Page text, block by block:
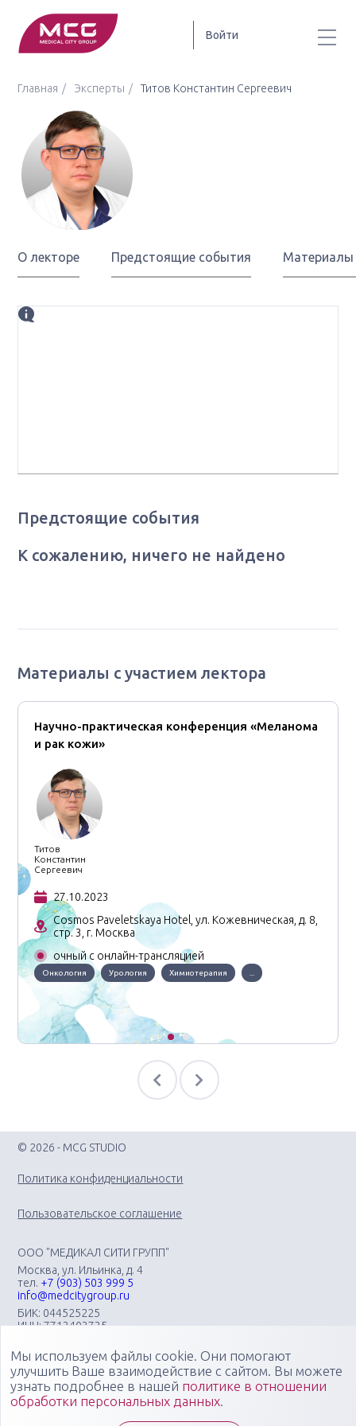
Войти
Главная Эксперты Титов Константин Сергеевич
О лекторе Предстоящие события Материалы
Предстоящие события
К сожалению, ничего не найдено
Материалы с участием лектора
Научно-практическая конференция «Меланома
и рак кожи»
Титов
Константин
Сергеевич
27.10.2023
Cosmos Paveletskaya Hotel, ул. Кожевническая, д. 8,
стр. 3, г. Москва
очный с онлайн-трансляцией
Онкология Урология Химиотерапия
© 2026 - MCG STUDIO
Политика конфиденциальности
Пользовательское соглашение
ООО "МЕДИКАЛ СИТИ ГРУПП"
Москва, ул. Ильинка, д. 4
тел. +7 (903) 503 999 5
info@medcitygroup.ru
БИК: 044525225
ИНН: 7713403735
Организация научно-практических медицинских
мероприятий различного профиля: конгрессов, форумов,
конференций, симпозиумов, вебинаров, мастер-классов в
очных, онлайн- и смешанных форматах, повышающих
компетенции медицинских специалистов
Мы используем файлы cookie. Они помогают
улучшить Ваше взаимодействие с сайтом. Вы можете
узнать подробнее в нашей политике в отношении
обработки персональных данных.